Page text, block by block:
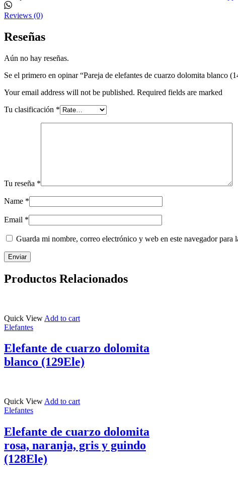
Reviews (0)
Reseñas
Aún no hay reseñas.
Se el primero en opinar “Pareja de elefantes de cuarzo dolomita blanco
Your email address will not be published. Required fields are marked
Tu clasificación *
Tu reseña *
Name *
Email *
Guarda mi nombre, correo electrónico y web en este navegador para
Productos Relacionados
Quick View Add to cart
Elefantes
Elefante de cuarzo dolomita
blanco (129Ele)
Quick View Add to cart
Elefantes
Elefante de cuarzo dolomita
rosa, naranja, gris y guindo
(128Ele)